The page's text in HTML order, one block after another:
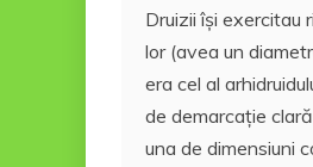
Druizii îşi exercitau
lor (avea un
era cel al
de demarcaţie
una de dimensiuni